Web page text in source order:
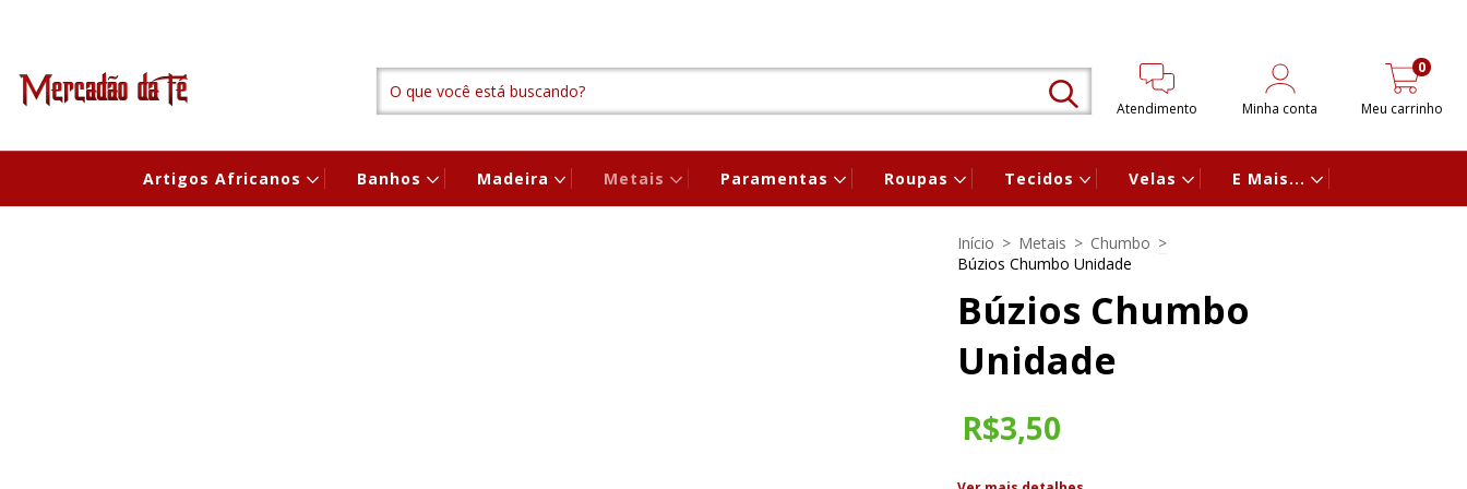
Atendimento Minha conta Meu carrinho
0
Artigos Africanos Banhos Madeira Metais Paramentas Roupas Tecidos Velas E Mais...
Início > Metais > Chumbo >
Búzios Chumbo Unidade
Búzios Chumbo
Unidade
R$3,50